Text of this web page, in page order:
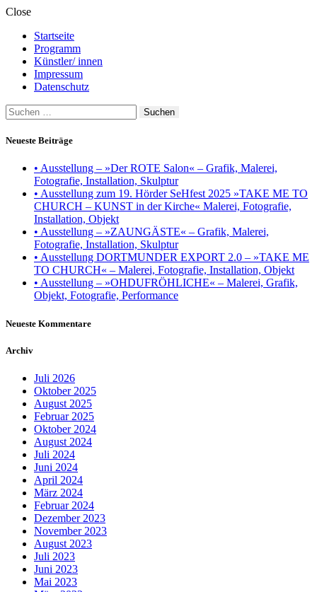
Close
Startseite
Programm
Künstler/ innen
Impressum
Datenschutz
Suchen
nach:
Neueste Beiträge
• Ausstellung – »Der ROTE Salon« – Grafik, Malerei,
Fotografie, Installation, Skulptur
• Ausstellung zum 19. Hörder SeHfest 2025 »TAKE ME TO
CHURCH – KUNST in der Kirche« Malerei, Fotografie,
Installation, Objekt
• Ausstellung – »ZAUNGÄSTE« – Grafik, Malerei,
Fotografie, Installation, Skulptur
• Ausstellung DORTMUNDER EXPORT 2.0 – »TAKE ME
TO CHURCH« – Malerei, Fotografie, Installation, Objekt
• Ausstellung – »OHDUFRÖHLICHE« – Malerei, Grafik,
Objekt, Fotografie, Performance
Neueste Kommentare
Archiv
Juli 2026
Oktober 2025
August 2025
Februar 2025
Oktober 2024
August 2024
Juli 2024
Juni 2024
April 2024
März 2024
Februar 2024
Dezember 2023
November 2023
August 2023
Juli 2023
Juni 2023
Mai 2023